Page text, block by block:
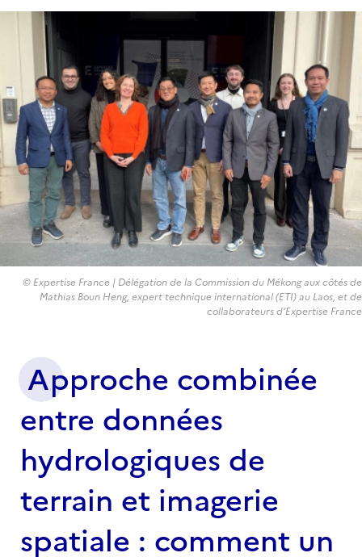
© Expertise France | Délégation de la Commission du Mékong aux côtés de
Mathias Boun Heng, expert technique international (ETI) au Laos, et de
collaborateurs d’Expertise France
Approche combinée
entre données
hydrologiques de
terrain et imagerie
spatiale : comment un